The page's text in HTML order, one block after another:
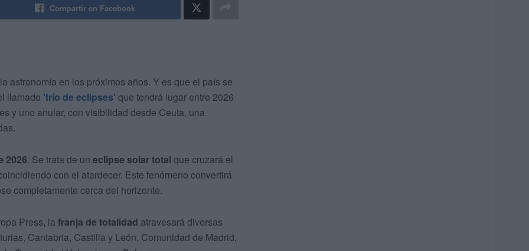
Compartir en Facebook
astronomía en los próximos años. Y es que el país se
llamado 'trío de eclipses' que tendrá lugar entre 2026
y uno anular, con visibilidad desde Ceuta, una
2026. Se trata de un eclipse solar total que cruzará el
con el atardecer. Este fenómeno convertirá
completamente cerca del horizonte.
Press, la franja de totalidad atravesará diversas
Cantabria, Castilla y León, Comunidad de Madrid,